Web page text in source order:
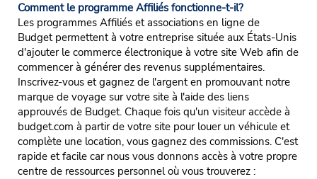
Comment le programme Affiliés fonctionne-t-il?
Les programmes Affiliés et associations en ligne de
Budget permettent à votre entreprise située aux États-Unis
d'ajouter le commerce électronique à votre site Web afin de
commencer à générer des revenus supplémentaires.
Inscrivez-vous et gagnez de l'argent en promouvant notre
marque de voyage sur votre site à l'aide des liens
approuvés de Budget. Chaque fois qu'un visiteur accède à
budget.com à partir de votre site pour louer un véhicule et
complète une location, vous gagnez des commissions. C'est
rapide et facile car nous vous donnons accès à votre propre
centre de ressources personnel où vous trouverez :